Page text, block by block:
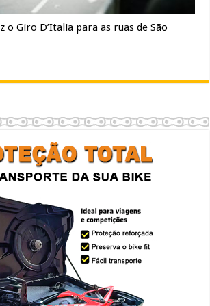
o Giro D’Italia para as ruas de São